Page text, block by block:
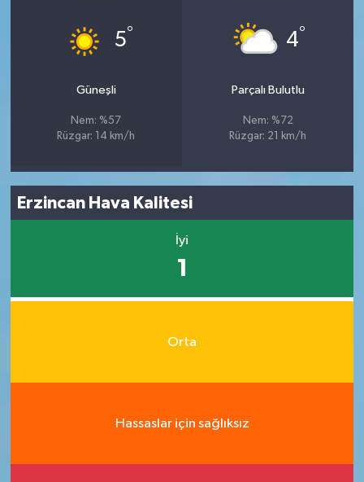
5°
Güneşli
Nem: %57
Rüzgar: 14 km/h
4°
Parçalı Bulutlu
Nem: %72
Rüzgar: 21 km/h
Erzincan Hava Kalitesi
İyi
1
Orta
Hassaslar için sağlıksız